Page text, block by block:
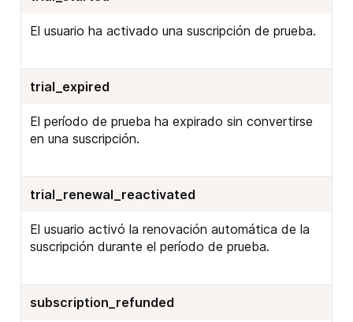
El usuario ha activado una suscripción de prueba.
trial_expired
El período de prueba ha expirado sin convertirse
en una suscripción.
trial_renewal_reactivated
El usuario activó la renovación automática de la
suscripción durante el período de prueba.
subscription_refunded